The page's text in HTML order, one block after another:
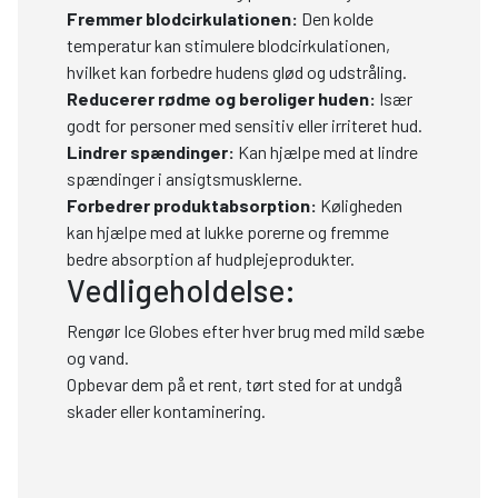
Fremmer blodcirkulationen: Den kolde
temperatur kan stimulere blodcirkulationen,
hvilket kan forbedre hudens glød og udstråling.
Reducerer rødme og beroliger huden: Især
godt for personer med sensitiv eller irriteret hud.
Lindrer spændinger: Kan hjælpe med at lindre
spændinger i ansigtsmusklerne.
Forbedrer produktabsorption: Køligheden
kan hjælpe med at lukke porerne og fremme
bedre absorption af hudplejeprodukter.
Vedligeholdelse:
Rengør Ice Globes efter hver brug med mild sæbe
og vand.
Opbevar dem på et rent, tørt sted for at undgå
skader eller kontaminering.